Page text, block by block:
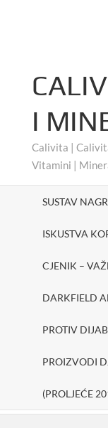
I
Calivita |
Vitamini |
SUSTAV
ISKUSTVA
CJENIK –
DARKFIELD
PROTIV
PROIZVODI
(PROLJEĆE